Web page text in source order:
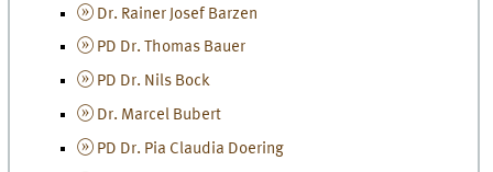
Dr. Rainer Josef Barzen
PD Dr. Thomas Bauer
PD Dr. Nils Bock
Dr. Marcel Bubert
PD Dr. Pia Claudia Doering